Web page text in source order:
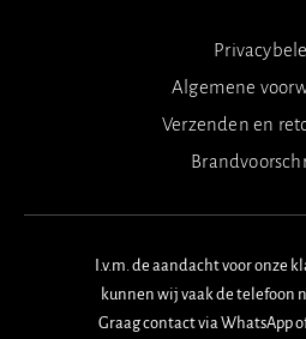
Algemene
Verzenden en
I.v.m. de aandacht voor onze
kunnen wij vaak de telefoon
Graag contact via WhatsApp